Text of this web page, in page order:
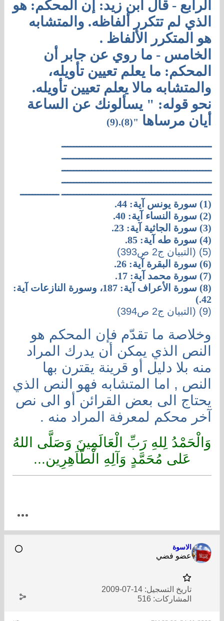
الرابع - قال ابن زيد: إن المحكم: هو
الذي لم تتكرر ألفاظه. والمتشابه
هو المتكرر الألفاظ .
الخامس - ما روي عن جابر أن
المحكم: ما يعلم تعيين تأويله،
والمتشابه مالا يعلم تعيين تأويله.
نحو قوله: " يسألونك عن الساعة
أيان مرساها "(8).(9)
ــــــــــــــــــــــــــــــــــــــــــــــــــ
ــــــــــــــــــــــــــــــــــــــــــــــــــ
ــــــــــــــــــــــــــــــــــــــــــــــــــ
ــــــــــــــــــــــــــــــــــــــــــــــــــ
ــــــــــــــــــــــــــــــــــــــــــــــــــ ـــــــــــــ
(1) سورة يونس آية: 44.
(2) سورة النساء آية: 40.
(3) سورة الجاثية آية: 23.
(4) سورة طه آية: 85.
(5) (التبيان ج2 ص393)
(6) سورة البقرة آية: 26.
(7) سورة محمد آية: 17.
(8) سورة الأعراف آية: 187، وسورة النازعات آية:
42.)
(9) (التبيان ج2 ص394)
وخلاصة ما تقدّم فإن المحكم هو
النص الذي يمكن أن يدرك المراد
منه بلا دليل أو قرينة يقترن بها
النص , اما المتشابه فهو النص الذي
يحتاج الى بعض القرائن أو الى نص
آخر محكم لمعرفة المراد منه .
وَالْحَمْدُ لِلهِ رَبِّ الْعَالَمِينَ وَصَلَّى اللهُ
عَلى مُحَمَّدٍ وَآلِهِ الْطّاَهِرِين...
الاسوة
عضو فضي
تاريخ التسجيل: 14-07-2009
المشاركات: 516